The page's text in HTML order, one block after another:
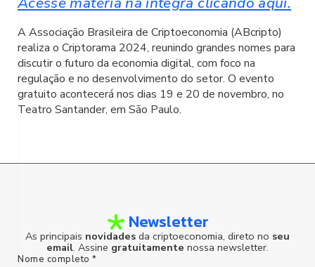
A Associação Brasileira de Criptoeconomia (ABcripto)
realiza o Criptorama 2024, reunindo grandes nomes para
discutir o futuro da economia digital, com foco na
regulação e no desenvolvimento do setor. O evento
gratuito acontecerá nos dias 19 e 20 de novembro, no
Teatro Santander, em São Paulo.
Newsletter
As principais novidades da criptoeconomia, direto no seu
email. Assine gratuitamente nossa newsletter.
Nome completo *